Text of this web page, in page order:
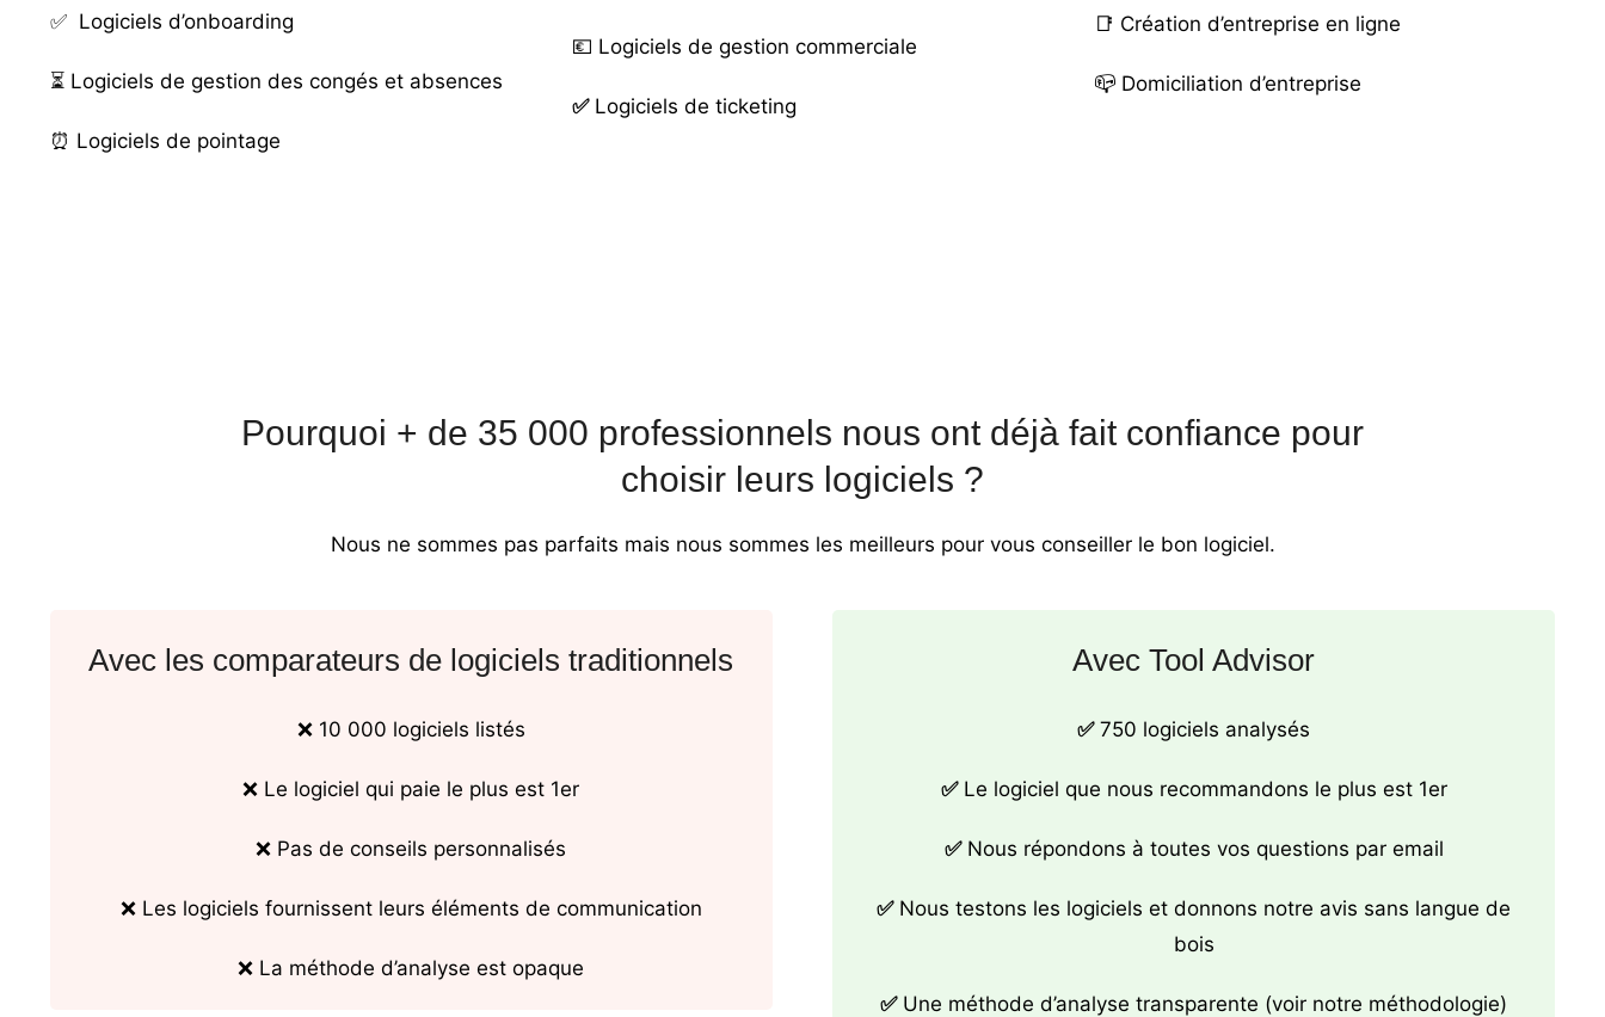
✅ Logiciels d’onboarding
⏳ Logiciels de gestion des congés et absences
⏰ Logiciels de pointage
💶 Logiciels de gestion commerciale
✅ Logiciels de ticketing
📑 Création d’entreprise en ligne
📪 Domiciliation d’entreprise
Pourquoi + de 35 000 professionnels nous ont déjà fait confiance pour
choisir leurs logiciels ?
Nous ne sommes pas parfaits mais nous sommes les meilleurs pour vous conseiller le bon logiciel.
Avec les comparateurs de logiciels traditionnels
❌ 10 000 logiciels listés
❌ Le logiciel qui paie le plus est 1er
❌ Pas de conseils personnalisés
❌ Les logiciels fournissent leurs éléments de communication
❌ La méthode d’analyse est opaque
Avec Tool Advisor
✅750 logiciels analysés
✅Le logiciel que nous recommandons le plus est 1er
✅Nous répondons à toutes vos questions par email
✅Nous testons les logiciels et donnons notre avis sans langue de
bois
✅Une méthode d’analyse transparente (voir notre méthodologie)